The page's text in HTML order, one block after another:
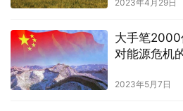
2023年4月29日
大手笔2000
对能源危机
2023年5月7日